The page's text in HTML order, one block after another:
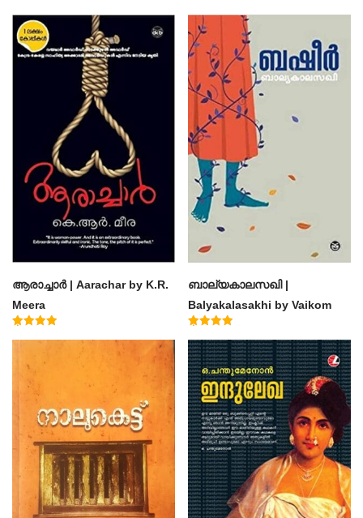
ആരാച്ചാര്‍ | Aarachar by K.R.
Meera
ബാല്യകാലസഖി |
Balyakalasakhi by Vaikom
Muhammad Basheer
4.60
out of 5